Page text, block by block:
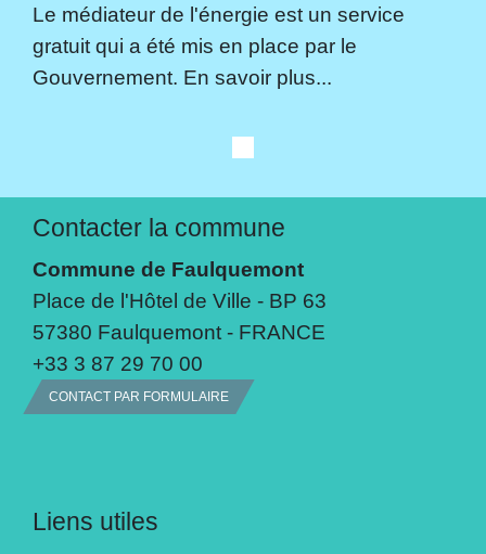
Le médiateur de l'énergie est un service
gratuit qui a été mis en place par le
Gouvernement. En savoir plus...
Contacter la commune
Commune de Faulquemont
Place de l'Hôtel de Ville - BP 63
57380 Faulquemont - FRANCE
+33 3 87 29 70 00
CONTACT PAR FORMULAIRE
Liens utiles